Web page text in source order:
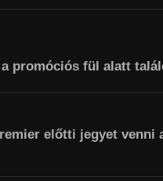
promóciós fül alatt
előtti jegyet venni